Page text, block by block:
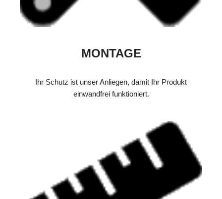
MONTAGE
Ihr Schutz ist unser Anliegen, damit Ihr Produkt
einwandfrei funktioniert.